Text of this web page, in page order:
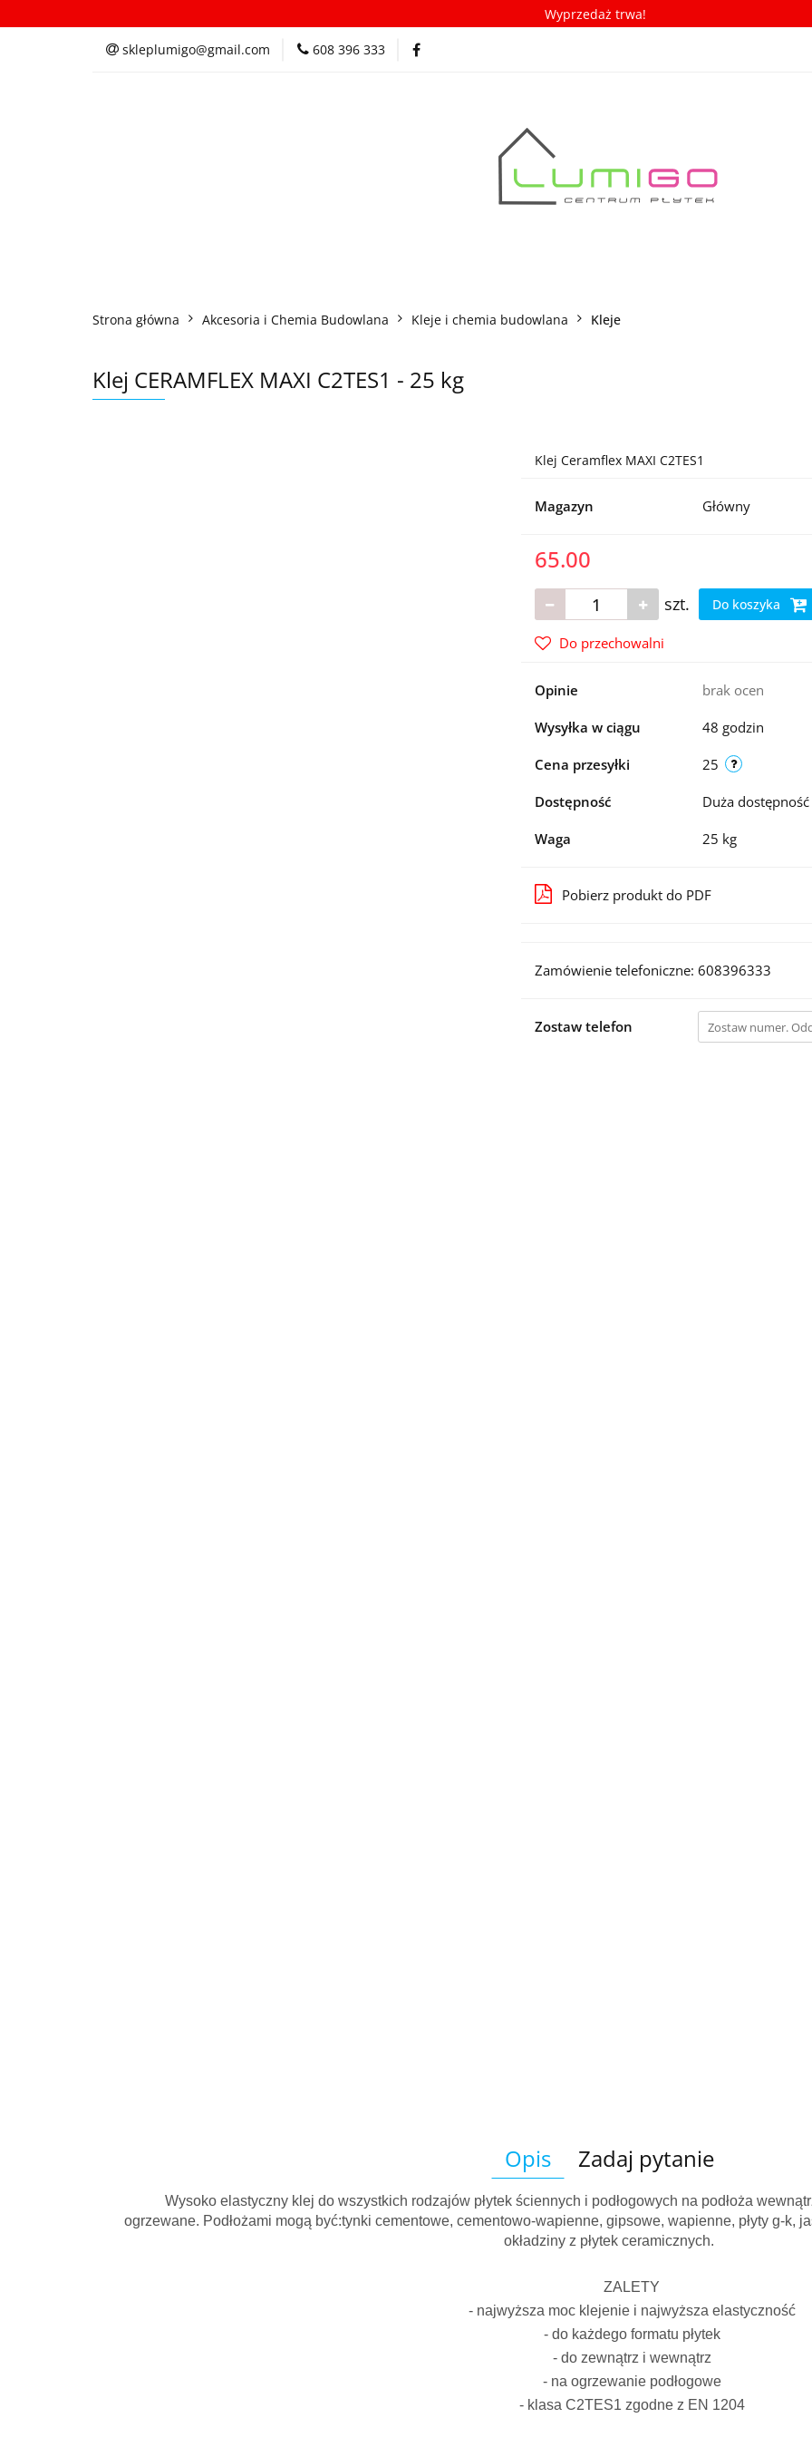
Wyprzedaż trwa!
skleplumigo@gmail.com 608 396 333
Kategorie Inspiracje Porady/ABC płytek Nowości
Strona główna Akcesoria i Chemia Budowlana Kleje i chemia budowlana Kleje
Klej CERAMFLEX MAXI C2TES1 - 25 kg
Klej Ceramflex MAXI C2TES1
Magazyn Główny
65.00
szt. Do koszyka
Do przechowalni
Opinie brak ocen
Wysyłka w ciągu 48 godzin
Cena przesyłki 25
Dostępność Duża dostępność
Waga 25 kg
Pobierz produkt do PDF
Zamówienie telefoniczne: 608396333
Zostaw telefon
Opis Zadaj pytanie
Wysoko elastyczny klej do wszystkich rodzajów płytek ściennych i podłogowych na podłoża
ogrzewane. Podłożami mogą być:tynki cementowe, cementowo-wapienne, gipsowe, wapienne, płyty g-k,
okładziny z płytek ceramicznych.
ZALETY
- najwyższa moc klejenie i najwyższa elastyczność
- do każdego formatu płytek
- do zewnątrz i wewnątrz
- na ogrzewanie podłogowe
- klasa C2TES1 zgodne z EN 1204